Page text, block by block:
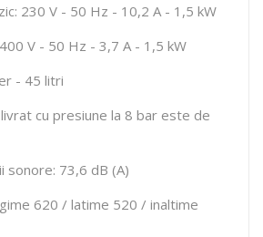
230 V - 50 Hz - 10,2 A - 1,5 kW
V - 50 Hz - 3,7 A - 1,5 kW
- 45 litri
cu presiune la 8 bar este de
sonore: 73,6 dB (A)
620 / latime 520 / inaltime